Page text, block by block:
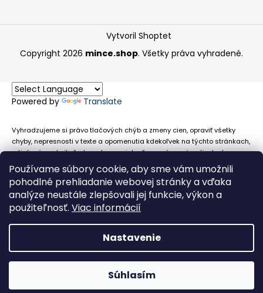
Používame súbory cookie, aby sme vám umožnili
pohodlné prehliadanie webovej stránky a vďaka
analýze neustále zlepšovali jej funkcie, výkon a
použiteľnosť. Viac informácií
Nastavenie
Súhlasím
Vytvoril Shoptet
Copyright 2026 mince.shop. Všetky práva vyhradené.
Messenger
Powered by Translate
Vyhradzujeme si právo tlačových chýb a zmeny cien, opraviť všetky
chyby, nepresnosti v texte a opomenutia kdekoľvek na týchto stránkach,
a tiež právo akejkoľvek osobe zamietnuť neoprávnenú požiadavku na
chybne uvedený text. Na stránkach sa môžu vyskytnúť technické
nepresnosti a typografické chyby alebo opomenutia v súvislosti s
informáciami zobrazenými na týchto stránkach, nevyplýva nám žiadna
povinnosť ani zodpovednosť v prípade, že sa spoliehajú na nepresné
informácie poskytované na týchto stránkach.